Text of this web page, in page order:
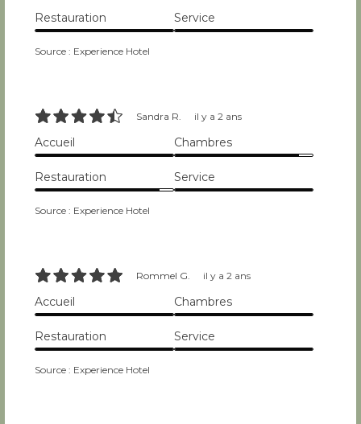
Restauration
Service
Source : Experience Hotel
9/10 Sandra R. il y a 2 ans
Accueil
Chambres
Restauration
Service
Source : Experience Hotel
10/10 Rommel G. il y a 2 ans
Accueil
Chambres
Restauration
Service
Source : Experience Hotel